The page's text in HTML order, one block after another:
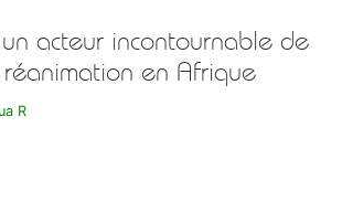
un acteur incontournable de
réanimation en Afrique
R